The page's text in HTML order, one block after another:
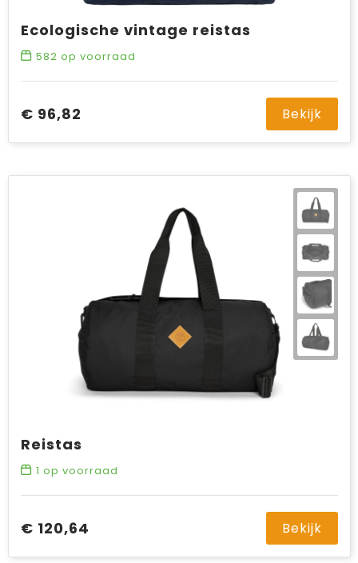
Ecologische vintage reistas
582 op voorraad
€ 96,82 Bekijk
Reistas
1 op voorraad
€ 120,64 Bekijk